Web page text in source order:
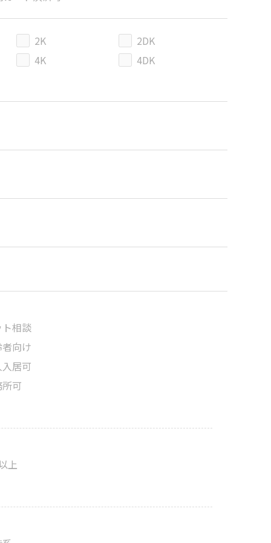
2K
2DK
4K
4DK
ト相談
向け
入居可
可
上